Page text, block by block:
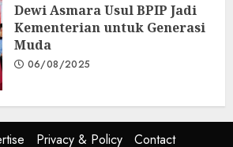
Dewi Asmara Usul BPIP Jadi
Kementerian untuk Generasi
Muda
06/08/2025
Privacy & Policy Contact